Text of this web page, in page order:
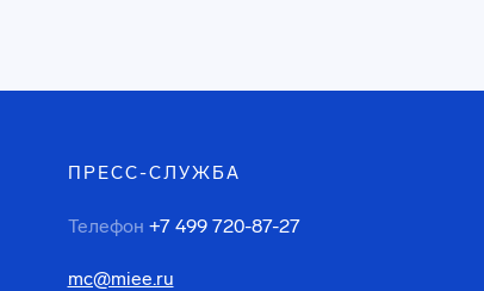
ПРЕСС-СЛУЖБА
Телефон +7 499 720-87-27
mc@miee.ru